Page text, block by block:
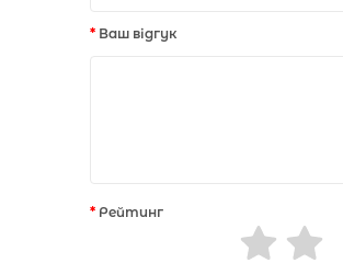
Ваш відгук
Рейтинг